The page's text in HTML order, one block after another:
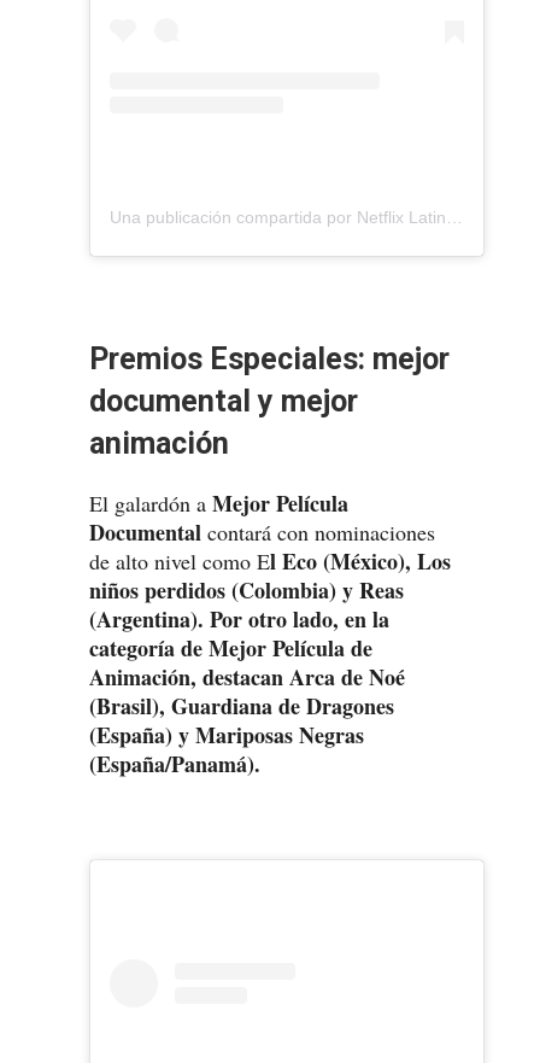
Premios Especiales: mejor
documental y mejor
animación
El galardón a Mejor Película
Documental contará con nominaciones
de alto nivel como El Eco (México), Los
niños perdidos (Colombia) y Reas
(Argentina). Por otro lado, en la
categoría de Mejor Película de
Animación, destacan Arca de Noé
(Brasil), Guardiana de Dragones
(España) y Mariposas Negras
(España/Panamá).